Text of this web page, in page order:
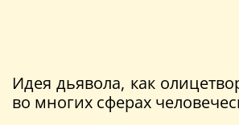
Идея дьявола, как
во многих сферах